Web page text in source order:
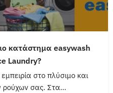
κατάστημα easywash
Laundry?
στο πλύσιμο και
ρούχων σας. Στα…